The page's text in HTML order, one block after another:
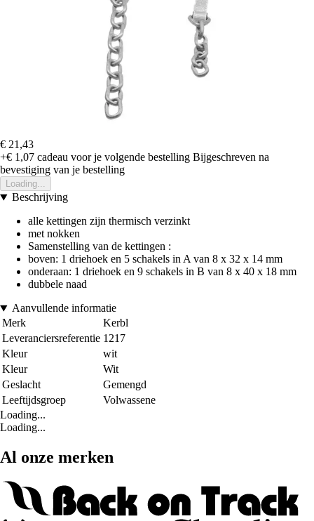
€ 21,43
+€ 1,07 cadeau voor je volgende bestelling Bijgeschreven na
bevestiging van je bestelling
Loading...
Beschrijving
alle kettingen zijn thermisch verzinkt
met nokken
Samenstelling van de kettingen :
boven: 1 driehoek en 5 schakels in A van 8 x 32 x 14 mm
onderaan: 1 driehoek en 9 schakels in B van 8 x 40 x 18 mm
dubbele naad
Aanvullende informatie
Merk
Kerbl
Leveranciersreferentie 1217
Kleur
wit
Kleur
Wit
Geslacht
Gemengd
Leeftijdsgroep
Volwassene
Loading...
Loading...
Al onze merken